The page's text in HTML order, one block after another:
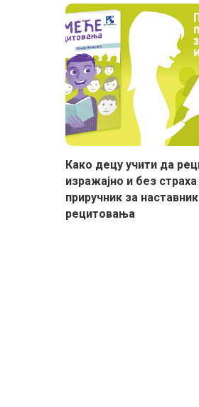
Како децу учити да
изражајно и без страха
приручник за
рецитовања